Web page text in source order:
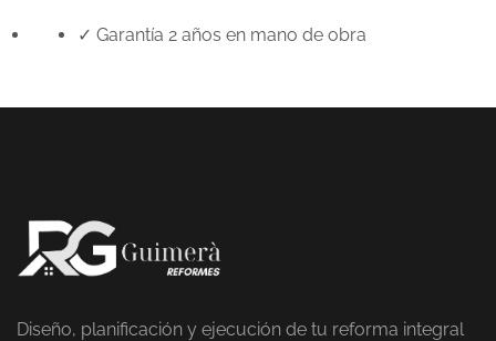
✓ Garantía 2 años en mano de obra
Diseño, planificación y ejecución de tu reforma integral